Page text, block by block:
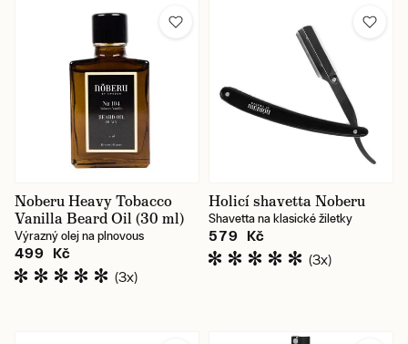
Noberu Heavy Tobacco
Vanilla Beard Oil (30 ml)
Výrazný olej na plnovous
499 Kč
(3x)
Holicí shavetta Noberu
Shavetta na klasické žiletky
579 Kč
(3x)